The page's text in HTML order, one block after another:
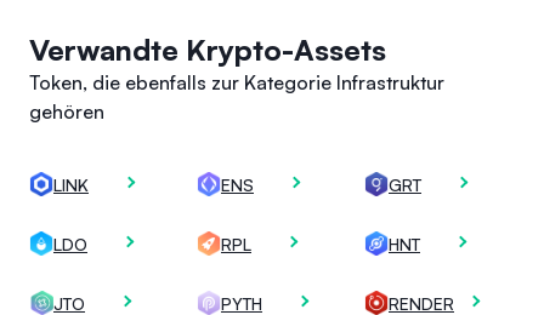
Verwandte Krypto-Assets
Token, die ebenfalls zur Kategorie Infrastruktur
gehören
LINK ENS GRT
LDO RPL HNT
JTO PYTH RENDER